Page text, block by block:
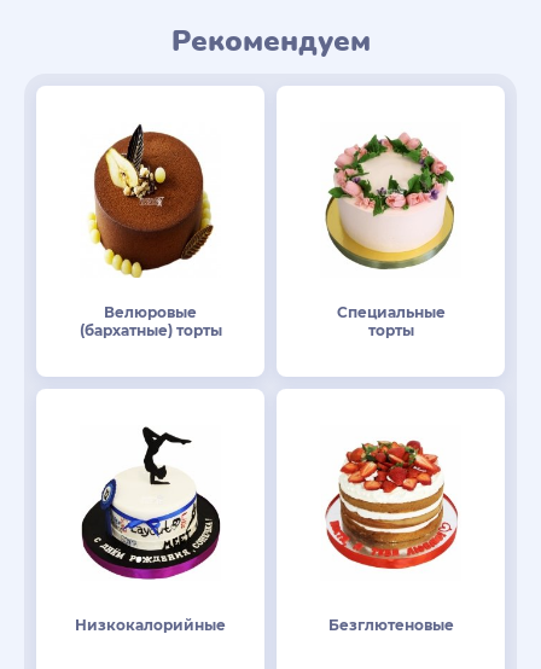
Рекомендуем
Велюровые
(бархатные) торты
Специальные
торты
Низкокалорийные Безглютеновые